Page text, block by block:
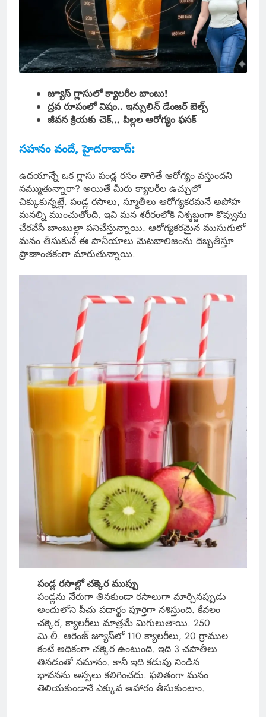
జ్యూస్ గ్లాసులో క్యాలరీల బాంబు!
ద్రవ రూపంలో విషం.. ఇన్సులిన్ డేంజర్ బెల్స్
జీవన క్రియకు చెక్… పిల్లల ఆరోగ్యం ఫసక్
సహనం వందే, హైదరాబాద్:
ఉదయాన్నే ఒక గ్లాసు పండ్ల రసం తాగితే ఆరోగ్యం వస్తుందని
నమ్ముతున్నారా? అయితే మీరు క్యాలరీల ఉచ్చులో
చిక్కుకున్నట్లే. పండ్ల రసాలు, స్మూతీలు ఆరోగ్యకరమనే అపోహ
మనల్ని ముంచుతోంది. ఇవి మన శరీరంలోకి నిశ్శబ్దంగా కొవ్వును
చేరవేసే బాంబుల్లా పనిచేస్తున్నాయి. ఆరోగ్యకరమైన ముసుగులో
మనం తీసుకునే ఈ పానీయాలు మెటబాలిజంను దెబ్బతీస్తూ
ప్రాణాంతకంగా మారుతున్నాయి.
పండ్ల రసాల్లో చక్కెర ముప్పు
పండ్లను నేరుగా తినకుండా రసాలుగా మార్చినప్పుడు
అందులోని పీచు పదార్థం పూర్తిగా నశిస్తుంది. కేవలం
చక్కెర, క్యాలరీలు మాత్రమే మిగులుతాయి. 250
మి.లీ. ఆరెంజ్ జ్యూస్‌లో 110 క్యాలరీలు, 20 గ్రాముల
కంటే అధికంగా చక్కెర ఉంటుంది. ఇది 3 చపాతీలు
తినడంతో సమానం. కానీ ఇది కడుపు నిండిన
భావనను అస్సలు కలిగించదు. ఫలితంగా మనం
తెలియకుండానే ఎక్కువ ఆహారం తీసుకుంటాం.